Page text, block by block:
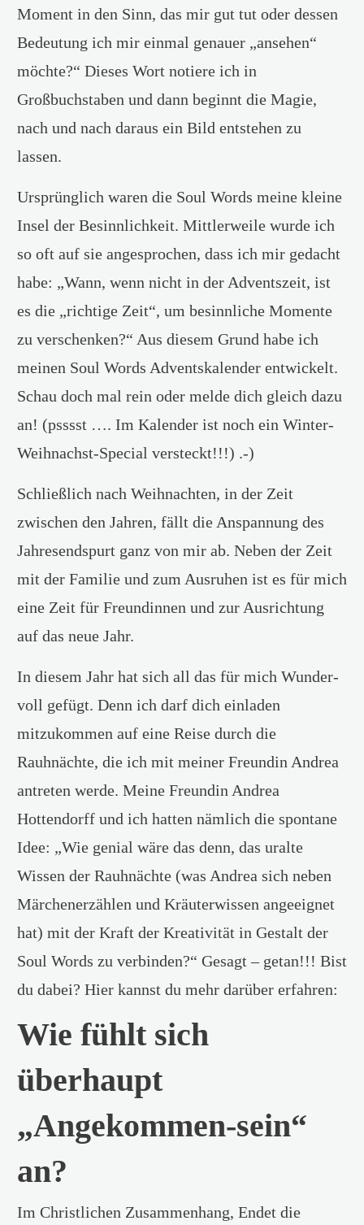
Moment in den Sinn, das mir gut tut oder dessen
Bedeutung ich mir einmal genauer „ansehen“
möchte?“ Dieses Wort notiere ich in
Großbuchstaben und dann beginnt die Magie,
nach und nach daraus ein Bild entstehen zu
lassen.
Ursprünglich waren die Soul Words meine kleine
Insel der Besinnlichkeit. Mittlerweile wurde ich
so oft auf sie angesprochen, dass ich mir gedacht
habe: „Wann, wenn nicht in der Adventszeit, ist
es die „richtige Zeit“, um besinnliche Momente
zu verschenken?“ Aus diesem Grund habe ich
meinen Soul Words Adventskalender entwickelt.
Schau doch mal rein oder melde dich gleich dazu
an! (psssst …. Im Kalender ist noch ein Winter-
Weihnachst-Special versteckt!!!) .-)
Schließlich nach Weihnachten, in der Zeit
zwischen den Jahren, fällt die Anspannung des
Jahresendspurt ganz von mir ab. Neben der Zeit
mit der Familie und zum Ausruhen ist es für mich
eine Zeit für Freundinnen und zur Ausrichtung
auf das neue Jahr.
In diesem Jahr hat sich all das für mich Wunder-
voll gefügt. Denn ich darf dich einladen
mitzukommen auf eine Reise durch die
Rauhnächte, die ich mit meiner Freundin Andrea
antreten werde. Meine Freundin Andrea
Hottendorff und ich hatten nämlich die spontane
Idee: „Wie genial wäre das denn, das uralte
Wissen der Rauhnächte (was Andrea sich neben
Märchenerzählen und Kräuterwissen angeeignet
hat) mit der Kraft der Kreativität in Gestalt der
Soul Words zu verbinden?“ Gesagt – getan!!! Bist
du dabei? Hier kannst du mehr darüber erfahren:
Wie fühlt sich
überhaupt
„Angekommen-sein“
an?
Im Christlichen Zusammenhang, Endet die